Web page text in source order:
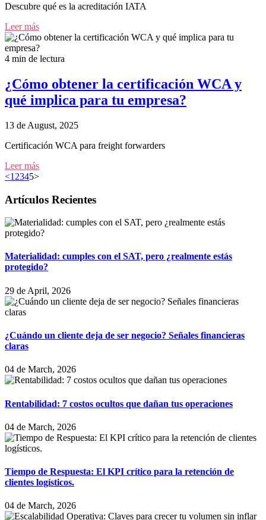
Descubre qué es la acreditación IATA
Leer más
4 min de lectura
¿Cómo obtener la certificación WCA y
qué implica para tu empresa?
13 de August, 2025
Certificación WCA para freight forwarders
Leer más
<1 2345>
Artículos Recientes
Materialidad: cumples con el SAT, pero ¿realmente estás
protegido?
29 de April, 2026
¿Cuándo un cliente deja de ser negocio? Señales financieras
claras
04 de March, 2026
Rentabilidad: 7 costos ocultos que dañan tus operaciones
04 de March, 2026
Tiempo de Respuesta: El KPI crítico para la retención de
clientes logísticos.
04 de March, 2026